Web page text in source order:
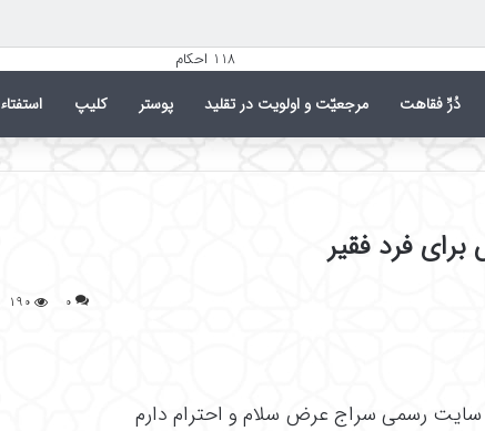
دُرِّ فقاهت مرجعیّت و اولویت در تقلید پوستر کلیپ استفتاء
فرد فقیر
۰ ۱۹۰
رسمی سراج عرض سلام و احترام دارم